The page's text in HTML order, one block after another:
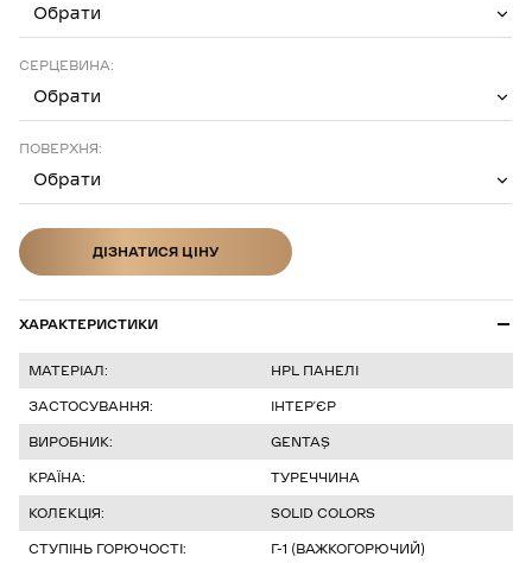
Обрати
СЕРЦЕВИНА:
Обрати
ПОВЕРХНЯ:
Обрати
ДІЗНАТИСЯ ЦІНУ
ХАРАКТЕРИСТИКИ
МАТЕРІАЛ:
HPL ПАНЕЛІ
ЗАСТОСУВАННЯ:
ІНТЕР’ЄР
ВИРОБНИК:
GENTAŞ
КРАЇНА:
ТУРЕЧЧИНА
КОЛЕКЦІЯ:
SOLID COLORS
СТУПІНЬ ГОРЮЧОСТІ:
Г-1 (ВАЖКОГОРЮЧИЙ)